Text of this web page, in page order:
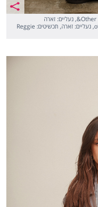
ג'סיקה – מעיל: עמנואל, סוודר: &other stories, נעליים: זארה, תכשיטים: Reggie